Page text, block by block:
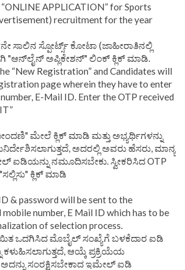
APPLICATION” for Sports
recruitment for the year
ಸಾಲಿನ ಸ್ಪೋರ್ಟ್ಸ್ ಕೋಟಾ (ಜಾಹೀರಾತಿನಲ್ಲಿ
"ಆನ್‌ಲೈನ್ ಅಪ್ಲಿಕೇಶನ್" ಲಿಂಕ್ ಕ್ಲಿಕ್ ಮಾಡಿ.
“New Registration” and Candidates will
page wherein they have to enter
E-Mail ID. Enter the OTP received
ಮೇಲೆ ಕ್ಲಿಕ್ ಮಾಡಿ ಮತ್ತು ಅಭ್ಯರ್ಥಿಗಳನ್ನು
ಅದರಲ್ಲಿ ಅವರು ಹೆಸರು, ಮಾನ್ಯ
ಐಡಿಯನ್ನು ನಮೂದಿಸಬೇಕು. ಸ್ವೀಕರಿಸಿದ OTP
ಕ್ಲಿಕ್ ಮಾಡಿ
& password will be sent to the
number, E Mail ID which has to be
of selection process.
ಒದಗಿಸಿದ ಮೊಬೈಲ್ ಸಂಖ್ಯೆಗೆ ಬಳಕೆದಾರ ಐಡಿ
ಕಳುಹಿಸಲಾಗುತ್ತದೆ, ಆಯ್ಕೆ ಪ್ರಕ್ರಿಯೆಯ
ಸಂರಕ್ಷಿಸಬೇಕಾದ ಇಮೇಲ್ ಐಡಿ